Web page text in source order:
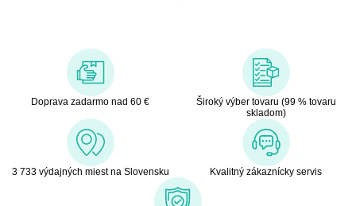
Doprava zadarmo nad 60 €
Široký výber tovaru (99 % tovaru
skladom)
3 733 výdajných miest na Slovensku Kvalitný zákaznícky servis